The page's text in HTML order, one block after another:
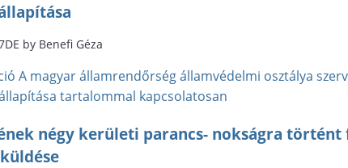
by Benefi Géza
A magyar államrendőrség államvédelmi osztálya
tartalommal kapcsolatosan
négy kerületi parancs- nokságra